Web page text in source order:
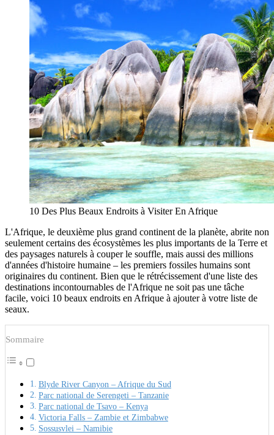
10 Des Plus Beaux Endroits à Visiter En Afrique
L'Afrique, le deuxième plus grand continent de la planète, abrite non
seulement certains des écosystèmes les plus importants de la Terre et
des paysages naturels à couper le souffle, mais aussi des millions
d'années d'histoire humaine – les premiers fossiles humains sont
originaires du continent. Bien que le rétrécissement d'une liste des
destinations incontournables de l'Afrique ne soit pas une tâche
facile, voici 10 beaux endroits en Afrique à ajouter à votre liste de
seaux.
Sommaire
Blyde River Canyon – Afrique du Sud
Parc national de Serengeti – Tanzanie
Parc national de Tsavo – Kenya
Victoria Falls – Zambie et Zimbabwe
Sossusvlei – Namibie